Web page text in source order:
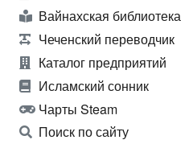
Вайнахская библиотека
Чеченский переводчик
Каталог предприятий
Исламский сонник
Чарты Steam
Поиск по сайту